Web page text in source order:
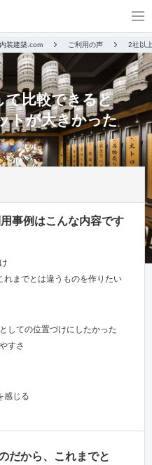
装建築.com ご利用の声 2社以
て比較できると
トが大きかった
事例はこんな内容です
までとは違うものを作りたい
しての位置づけにしたかった
すさ
感じる
だから、これまでと